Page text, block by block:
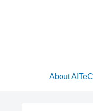
About AITeC